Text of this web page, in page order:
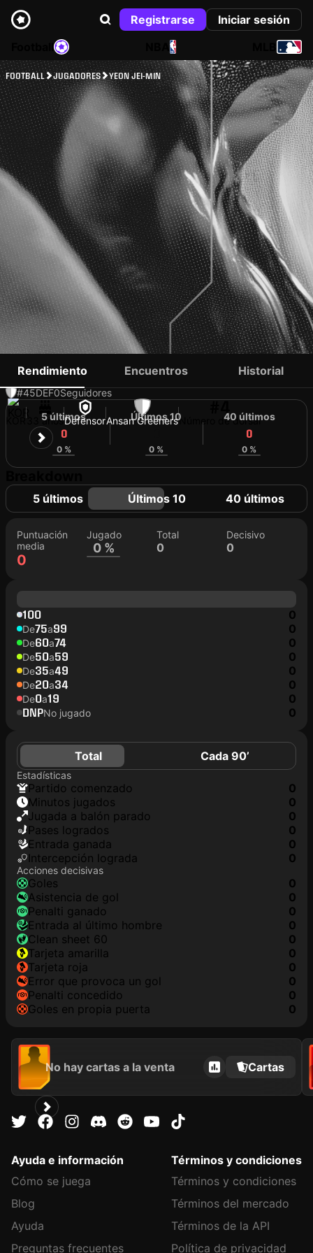
Registrarse
Iniciar sesión
NBA
FOOTBALL JUGADORES YEON JEI-MIN
YEON JEI-MIN
#45DEF0Seguidores
33 añosDefensorAnsan GreenersNúmero de dorsal
Rendimiento Encuentros Historial
5 últimos
0
0 %
Últimos 10
0 %
40 últimos
0
0 %
5 últimos Últimos 10 40 últimos
Puntuación
media
0
Jugado
0 %
Total
0
Decisivo
0
100 0
De75a99 0
De60a74 0
De50a59 0
De35a49 0
De20a34 0
De0a19 0
DNPNo jugado 0
Total Cada 90’
Estadísticas
partido comenzado
0
minutos jugados
0
jugada a balón parado
0
pases logrados
0
Entrada ganada
0
Intercepción lograda
0
Acciones decisivas
goles
0
asistencia de gol
0
Penalti ganado
0
Entrada al último hombre
0
clean sheet 60
0
tarjeta amarilla
0
tarjeta roja
0
Error que provoca un gol
0
Penalti concedido
0
goles en propia puerta
0
No hay cartas a la venta Cartas
Ayuda e información
Cómo se juega
Blog
Ayuda
Preguntas frecuentes
Términos y condiciones
Términos y condiciones
Términos del mercado
Términos de la API
Política de privacidad